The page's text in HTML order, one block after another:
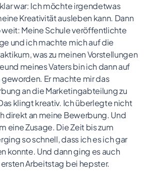
war: Ich möchte irgendetwas
Kreativität ausleben kann. Dann
weit: Meine Schule veröffentlichte
und ich machte mich auf die
was zu meinen Vorstellungen
meines Vaters bin ich dann auf
Er machte mir das
an die Marketingabteilung zu
klingt kreativ. Ich überlegte nicht
direkt an meine Bewerbung. Und
eine Zusage. Die Zeit bis zum
so schnell, dass ich es ich gar
konnte. Und dann ging es auch
Arbeitstag bei hepster.